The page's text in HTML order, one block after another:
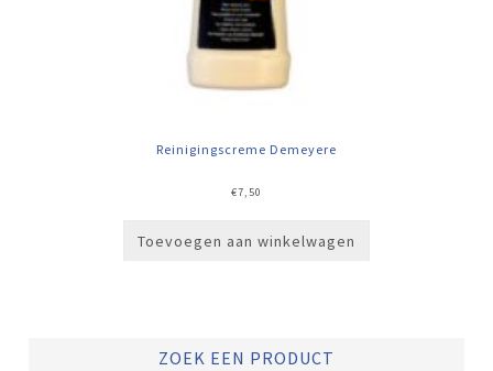
Reinigingscreme Demeyere
€7,50
Toevoegen aan winkelwagen
ZOEK EEN PRODUCT